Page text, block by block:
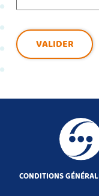
VALIDER
CONDITIONS